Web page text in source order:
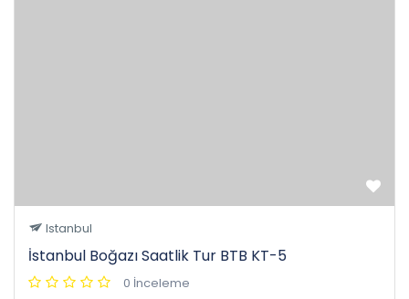
Istanbul
İstanbul Boğazı Saatlik Tur BTB KT-5
0 İnceleme